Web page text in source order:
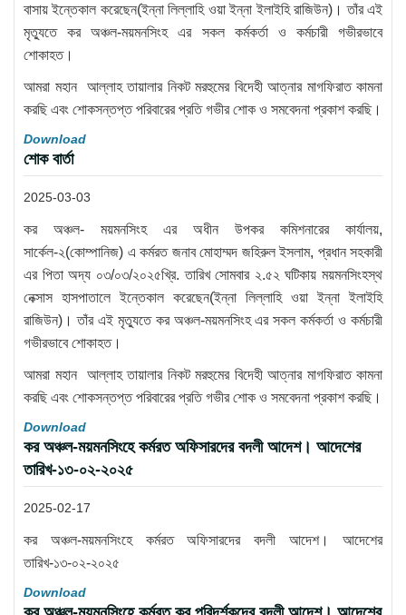
বাসায় ইন্তেকাল করেছেন(ইন্না লিল্লাহি ওয়া ইন্না ইলাইহি রাজিউন)। তাঁর এই
মৃত্যুতে কর অঞ্চল-ময়মনসিংহ এর সকল কর্মকর্তা ও কর্মচারী গভীরভাবে
শোকাহত।
আমরা মহান আল্লাহ তায়ালার নিকট মরহুমের বিদেহী আত্নার মাগফিরাত কামনা
করছি এবং শোকসন্তপ্ত পরিবারের প্রতি গভীর শোক ও সমবেদনা প্রকাশ করছি।
Download
শোক বার্তা
2025-03-03
কর অঞ্চল- ময়মনসিংহ এর অধীন উপকর কমিশনারের কার্যালয়,
সার্কেল-২(কোম্পানিজ) এ কর্মরত জনাব মোহাম্মদ জহিরুল ইসলাম, প্রধান সহকারী
এর পিতা অদ্য ০৩/০৩/২০২৫খ্রি. তারিখ সোমবার ২.৫২ ঘটিকায় ময়মনসিংহস্থ
নেক্সাস হাসপাতালে ইন্তেকাল করেছেন(ইন্না লিল্লাহি ওয়া ইন্না ইলাইহি
রাজিউন)। তাঁর এই মৃত্যুতে কর অঞ্চল-ময়মনসিংহ এর সকল কর্মকর্তা ও কর্মচারী
গভীরভাবে শোকাহত।
আমরা মহান আল্লাহ তায়ালার নিকট মরহুমের বিদেহী আত্নার মাগফিরাত কামনা
করছি এবং শোকসন্তপ্ত পরিবারের প্রতি গভীর শোক ও সমবেদনা প্রকাশ করছি।
Download
কর অঞ্চল-ময়মনসিংহে কর্মরত অফিসারদের বদলী আদেশ। আদেশের
তারিখ-১৩-০২-২০২৫
2025-02-17
কর অঞ্চল-ময়মনসিংহে কর্মরত অফিসারদের বদলী আদেশ। আদেশের
তারিখ-১৩-০২-২০২৫
Download